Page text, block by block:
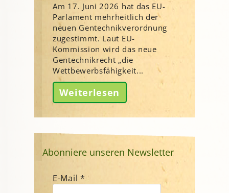
Am 17. Juni 2026 hat das EU-
Parlament mehrheitlich der
neuen Gentechnikverordnung
zugestimmt. Laut EU-
Kommission wird das neue
Gentechnikrecht „die
Wettbewerbsfähigkeit...
Weiterlesen
Abonniere unseren Newsletter
E-Mail *